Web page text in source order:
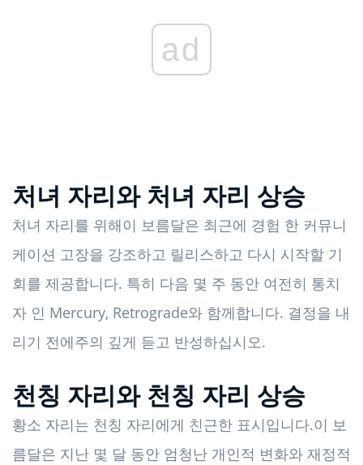
ad
처녀 자리와 처녀 자리 상승
처녀 자리를 위해이 보름달은 최근에 경험 한 커뮤니
케이션 고장을 강조하고 릴리스하고 다시 시작할 기
회를 제공합니다. 특히 다음 몇 주 동안 여전히 통치
자 인 Mercury, Retrograde와 함께합니다. 결정을 내
리기 전에주의 깊게 듣고 반성하십시오.
천칭 자리와 천칭 자리 상승
황소 자리는 천칭 자리에게 친근한 표시입니다.이 보
름달은 지난 몇 달 동안 엄청난 개인적 변화와 재정적